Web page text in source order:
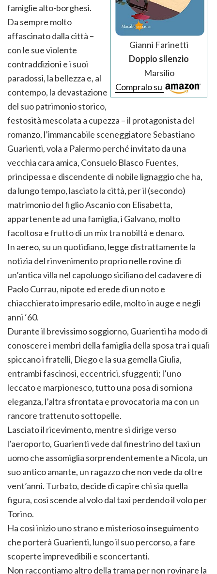
Gianni Farinetti
Doppio silenzio
Marsilio
Compralo su
famiglie alto-borghesi.
Da sempre molto
affascinato dalla città –
con le sue violente
contraddizioni e i suoi
paradossi, la bellezza e, al
contempo, la devastazione
del suo patrimonio storico,
festosità mescolata a cupezza – il protagonista del
romanzo, l’immancabile sceneggiatore Sebastiano
Guarienti, vola a Palermo perché invitato da una
vecchia cara amica, Consuelo Blasco Fuentes,
principessa e discendente di nobile lignaggio che ha,
da lungo tempo, lasciato la città, per il (secondo)
matrimonio del figlio Ascanio con Elisabetta,
appartenente ad una famiglia, i Galvano, molto
facoltosa e frutto di un mix tra nobiltà e denaro.
In aereo, su un quotidiano, legge distrattamente la
notizia del rinvenimento proprio nelle rovine di
un’antica villa nel capoluogo siciliano del cadavere di
Paolo Currau, nipote ed erede di un noto e
chiacchierato impresario edile, molto in auge e negli
anni ‘60.
Durante il brevissimo soggiorno, Guarienti ha modo di
conoscere i membri della famiglia della sposa tra i quali
spiccano i fratelli, Diego e la sua gemella Giulia,
entrambi fascinosi, eccentrici, sfuggenti; l’uno
leccato e marpionesco, tutto una posa di sorniona
eleganza, l’altra sfrontata e provocatoria ma con un
rancore trattenuto sottopelle.
Lasciato il ricevimento, mentre si dirige verso
l’aeroporto, Guarienti vede dal finestrino del taxi un
uomo che assomiglia sorprendentemente a Nicola, un
suo antico amante, un ragazzo che non vede da oltre
vent’anni. Turbato, decide di capire chi sia quella
figura, così scende al volo dal taxi perdendo il volo per
Torino.
Ha così inizio uno strano e misterioso inseguimento
che porterà Guarienti, lungo il suo percorso, a fare
scoperte imprevedibili e sconcertanti.
Non raccontiamo altro della trama per non rovinare la